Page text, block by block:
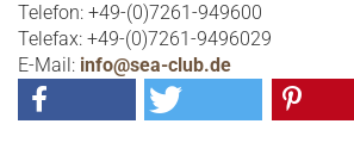
Telefon: +49-(0)7261-949600
Telefax: +49-(0)7261-9496029
E-Mail: info@sea-club.de